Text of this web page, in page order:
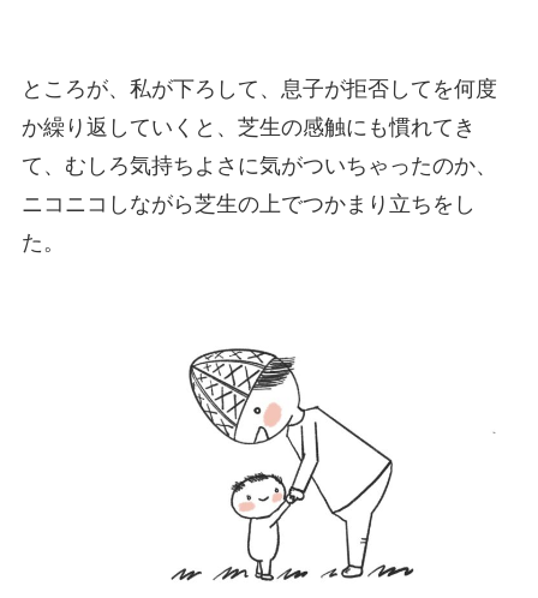
ところが、私が下ろして、息子が拒否してを何度
か繰り返していくと、芝生の感触にも慣れてき
て、むしろ気持ちよさに気がついちゃったのか、
ニコニコしながら芝生の上でつかまり立ちをし
た。